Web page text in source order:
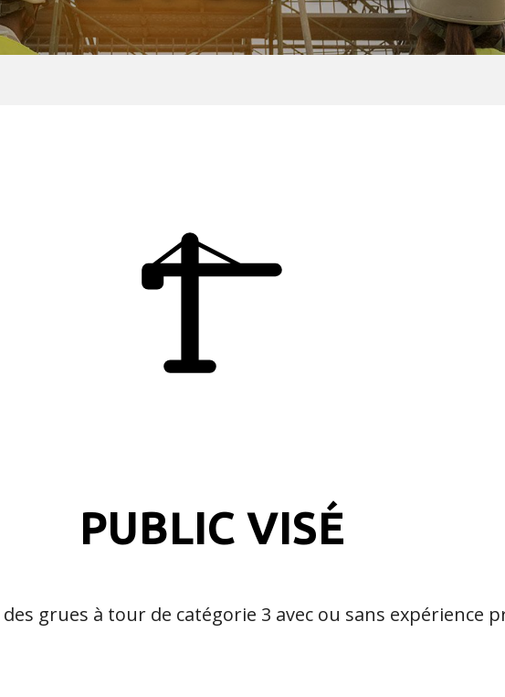
PUBLIC VISÉ
grues à tour de catégorie 3 avec ou sans expérience